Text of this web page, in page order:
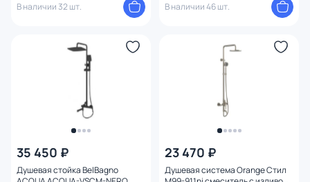
В наличии 32 шт.
В наличии 46 шт.
35 450 ₽
Душевая стойка BelBagno
23 470 ₽
Душевая система Orange Стил